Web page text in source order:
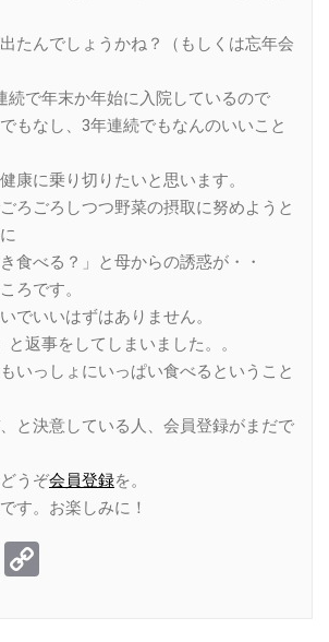
たんでしょうかね？（もしくは忘年会
続で年末か年始に入院しているので
もなし、3年連続でもなんのいいこと
康に乗り切りたいと思います。
ろごろしつつ野菜の摂取に努めようと
食べる？」と母からの誘惑が・・
ろです。
でいいはずはありません。
と返事をしてしまいました。。
いっしょにいっぱい食べるということ
と決意している人、会員登録がまだで
うぞ会員登録を。
す。お楽しみに！
Line